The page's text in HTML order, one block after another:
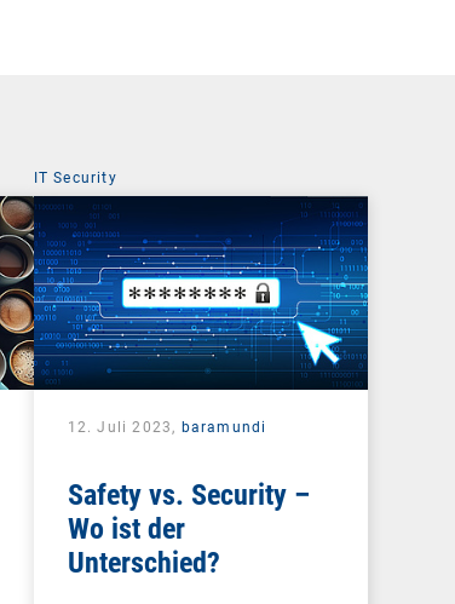
IT Security
12. Juli 2023, baramundi
Safety vs. Security –
Wo ist der
Unterschied?